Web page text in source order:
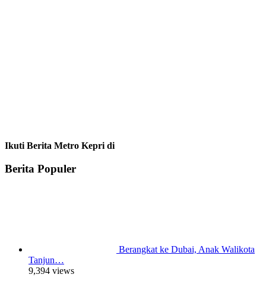
Ikuti Berita Metro Kepri di
Berita Populer
Berangkat ke Dubai, Anak Walikota
Tanjun…
9,394 views